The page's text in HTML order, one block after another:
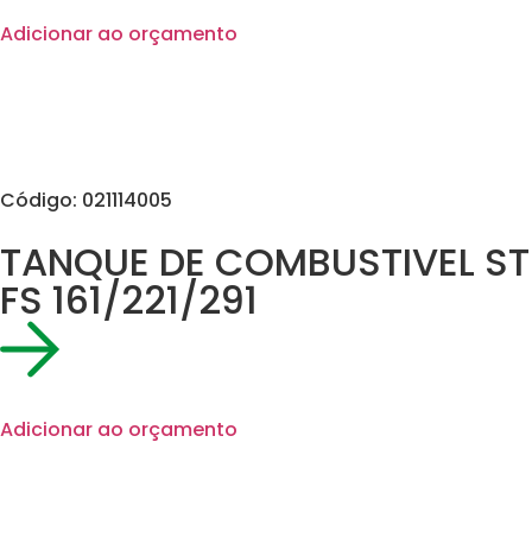
Adicionar ao orçamento
Código: 021114005
TANQUE DE COMBUSTIVEL ST
FS 161/221/291
Adicionar ao orçamento